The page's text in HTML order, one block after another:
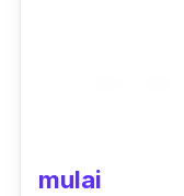
mulai